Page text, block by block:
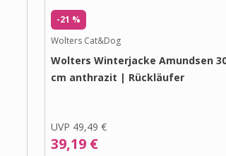
-21 %
Wolters Cat&Dog
Wolters Winterjacke Amundsen
cm anthrazit | Rückläufer
UVP 49,49 €
39,19 €